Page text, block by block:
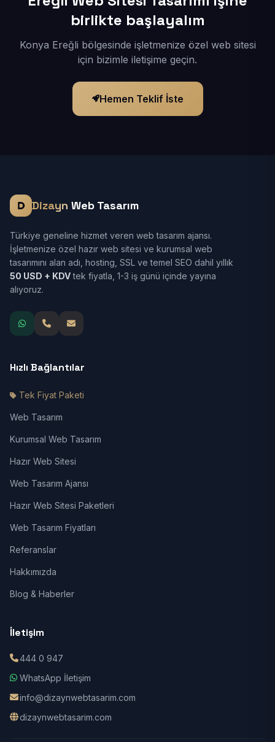
birlikte başlayalım
Konya Ereğli bölgesinde işletmenize özel web sitesi
için bizimle iletişime geçin.
Hemen Teklif İste
Dizayn Web Tasarım
Türkiye geneline hizmet veren web tasarım ajansı.
İşletmenize özel hazır web sitesi ve kurumsal web
tasarımını alan adı, hosting, SSL ve temel SEO dahil yıllık
50 USD + KDVtek fiyatla, 1-3 iş günü içinde yayına
alıyoruz.
Hızlı Bağlantılar
Tek Fiyat Paketi
Web Tasarım
Kurumsal Web Tasarım
Hazır Web Sitesi
Web Tasarım Ajansı
Hazır Web Sitesi Paketleri
Web Tasarım Fiyatları
Referanslar
Hakkımızda
Blog & Haberler
İletişim
444 0 947
WhatsApp İletişim
info@dizaynwebtasarim.com
dizaynwebtasarim.com